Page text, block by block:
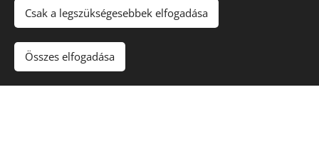
üveghab granulátum alatt kavicsréteget alkalmaztak.
Csak a legszükségesebbek elfogadása
Összes elfogadása